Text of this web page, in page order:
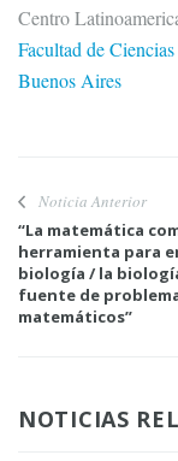
Centro
Facultad de
Buenos Aires
Noticia Anterior
“La matemática
herramienta para
biología / la
fuente de
matemáticos”
NOTICIAS